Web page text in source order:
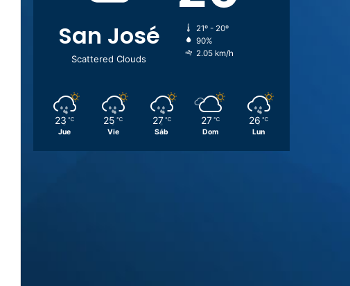
San José
Scattered Clouds
21º - 20º
90%
2.05 km/h
23 ℃
Jue
25 ℃
Vie
27 ℃
Sáb
27 ℃
Dom
26 ℃
Lun